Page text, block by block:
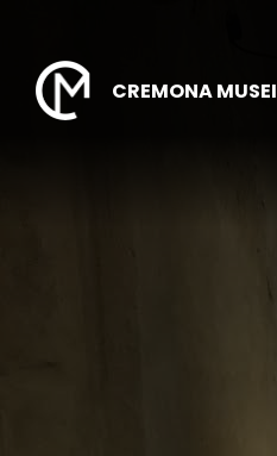
CREMONA MUSEI